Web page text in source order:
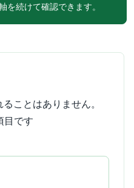
を続けて確認できます。
ことはありません。
目です